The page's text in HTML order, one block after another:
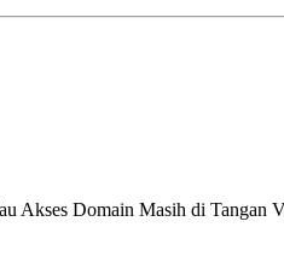
Akses Domain Masih di Tangan